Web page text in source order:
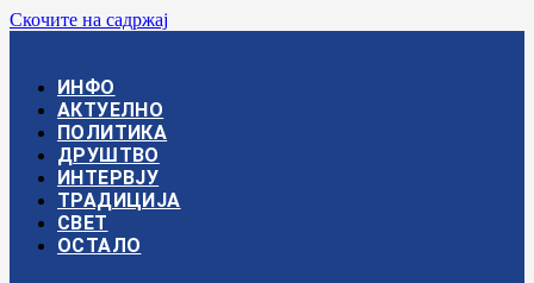
Скочите на садржај
ИНФО
АКТУЕЛНО
ПОЛИТИКА
ДРУШТВО
ИНТЕРВЈУ
ТРАДИЦИЈА
СВЕТ
ОСТАЛО